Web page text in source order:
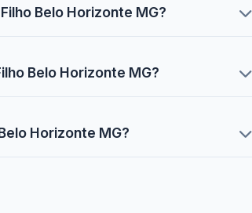
Belo Horizonte MG?
Belo Horizonte MG?
Horizonte MG?